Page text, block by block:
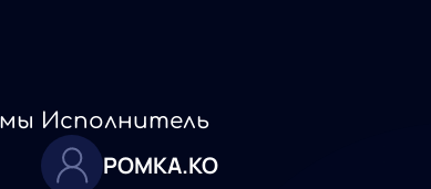
Исполнитель
РОМКА.КО